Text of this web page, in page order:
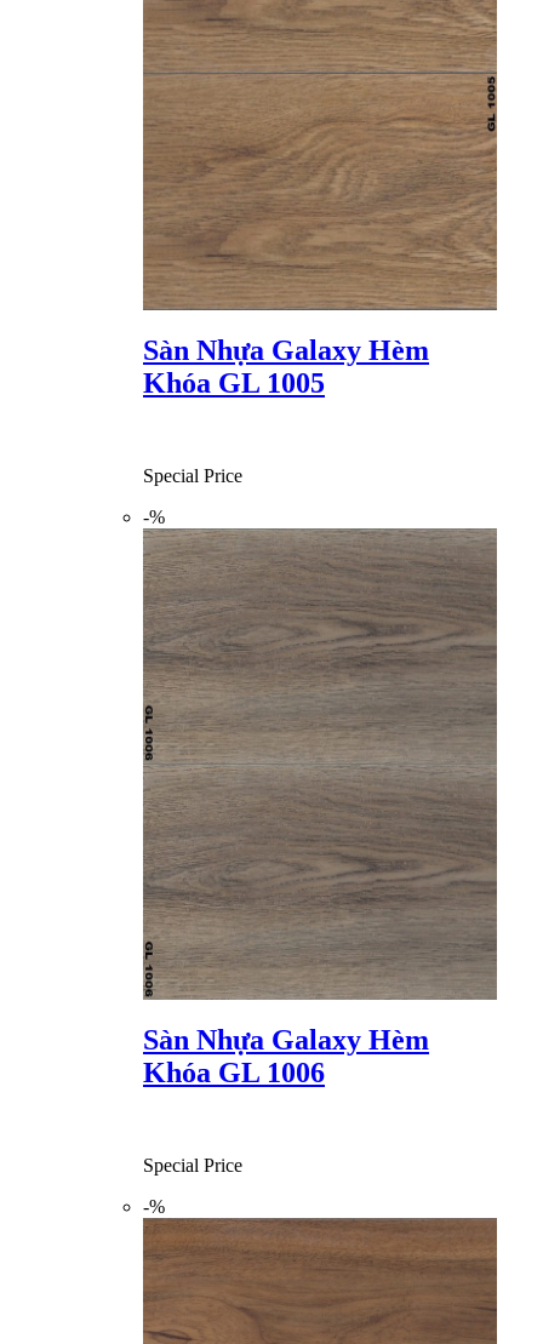
Sàn Nhựa Galaxy Hèm
Khóa GL 1005
Special Price
-%
Sàn Nhựa Galaxy Hèm
Khóa GL 1006
Special Price
-%